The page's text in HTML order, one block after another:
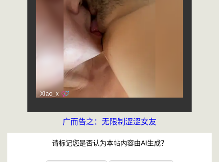
广而告之：无限制涩涩女友
请标记您是否认为本帖内容由AI生成？